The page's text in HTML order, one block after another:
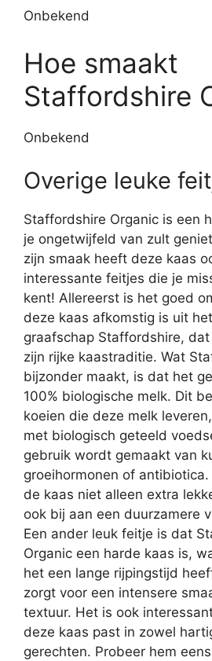
Onbekend
Hoe smaakt
Staffordshire
Onbekend
Overige leuke
Staffordshire Organic is een
je ongetwijfeld van zult
zijn smaak heeft deze kaas
interessante feitjes die je
kent! Allereerst is het goed
deze kaas afkomstig is uit
graafschap Staffordshire,
zijn rijke kaastraditie. Wat
bijzonder maakt, is dat het
100% biologische melk. Dit
koeien die deze melk
met biologisch geteeld
gebruik wordt gemaakt van
groeihormonen of
de kaas niet alleen extra
ook bij aan een duurzamere
Een ander leuk feitje is dat
Organic een harde kaas is,
het een lange rijpingstijd
zorgt voor een intensere
textuur. Het is ook
deze kaas past in zowel
gerechten. Probeer hem